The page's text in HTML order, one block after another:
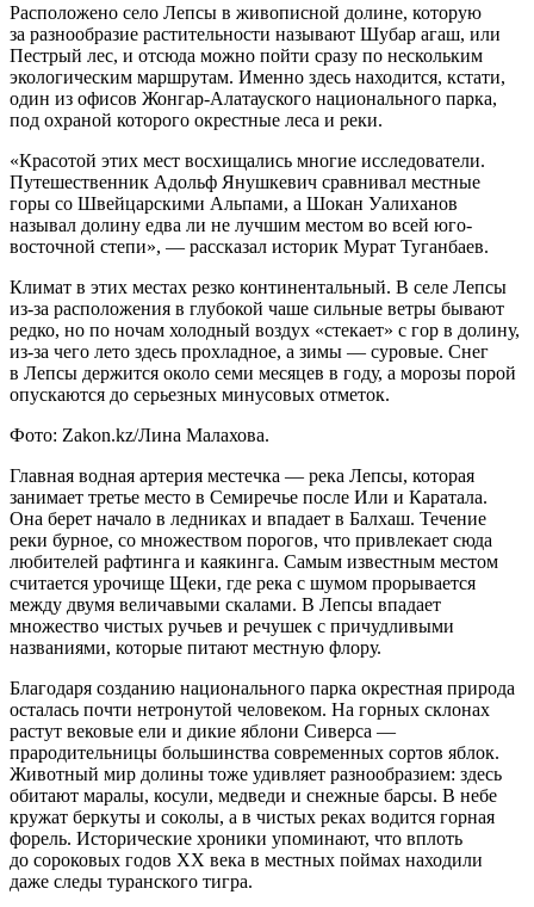
Расположено село Лепсы в живописной долине, которую
за разнообразие растительности называют Шубар агаш, или
Пестрый лес, и отсюда можно пойти сразу по нескольким
экологическим маршрутам. Именно здесь находится, кстати,
один из офисов Жонгар-Алатауского национального парка,
под охраной которого окрестные леса и реки.
«Красотой этих мест восхищались многие исследователи.
Путешественник Адольф Янушкевич сравнивал местные
горы со Швейцарскими Альпами, а Шокан Уалиханов
называл долину едва ли не лучшим местом во всей юго-
восточной степи», — рассказал историк Мурат Туганбаев.
Климат в этих местах резко континентальный. В селе Лепсы
из-за расположения в глубокой чаше сильные ветры бывают
редко, но по ночам холодный воздух «стекает» с гор в долину,
из-за чего лето здесь прохладное, а зимы — суровые. Снег
в Лепсы держится около семи месяцев в году, а морозы порой
опускаются до серьезных минусовых отметок.
Фото: Zakon.kz/Лина Малахова.
Главная водная артерия местечка — река Лепсы, которая
занимает третье место в Семиречье после Или и Каратала.
Она берет начало в ледниках и впадает в Балхаш. Течение
реки бурное, со множеством порогов, что привлекает сюда
любителей рафтинга и каякинга. Самым известным местом
считается урочище Щеки, где река с шумом прорывается
между двумя величавыми скалами. В Лепсы впадает
множество чистых ручьев и речушек с причудливыми
названиями, которые питают местную флору.
Благодаря созданию национального парка окрестная природа
осталась почти нетронутой человеком. На горных склонах
растут вековые ели и дикие яблони Сиверса —
прародительницы большинства современных сортов яблок.
Животный мир долины тоже удивляет разнообразием: здесь
обитают маралы, косули, медведи и снежные барсы. В небе
кружат беркуты и соколы, а в чистых реках водится горная
форель. Исторические хроники упоминают, что вплоть
до сороковых годов ХХ века в местных поймах находили
даже следы туранского тигра.